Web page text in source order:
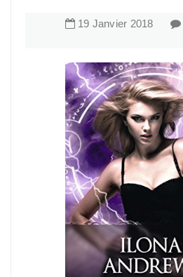
19 Janvier 2018